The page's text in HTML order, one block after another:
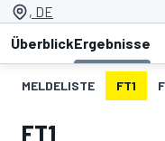
, DE
ÜberblickErgebnisse
MELDELISTE FT1
FT1